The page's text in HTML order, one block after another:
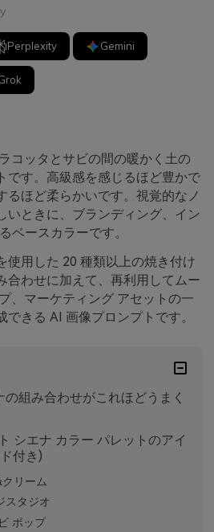
Perplexity Gemini
コッタとサビの間の暖かく土の
です。高級感を感じるほど豊かで
るほど柔らかいです。視覚的なノ
いときに、ブランディング、イン
ベースカラーです。
使用した 20 種類以上の焼き付け
合わせに加えて、再利用してムー
、マーケティング アセットの一
きる AI 画像プロンプトです。
組み合わせがこれほどうまく
シエナ カラー パレットのアイ
付き)
リーム
スタジオ
ポップ